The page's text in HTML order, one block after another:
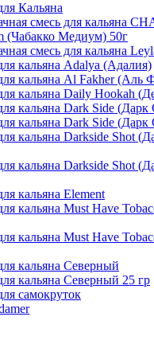
Кальяна
смесь для кальяна
(Чабакко Медиум) 50г
смесь для кальяна
кальяна Adalya (Адалия)
кальяна Al Fakher (Аль
кальяна Daily Hookah
кальяна Dark Side (Дарк
кальяна Dark Side (Дарк
кальяна Darkside Shot
кальяна Darkside Shot
кальяна Element
кальяна Must Have
кальяна Must Have
кальяна Северный
кальяна Северный 25 гр
самокруток